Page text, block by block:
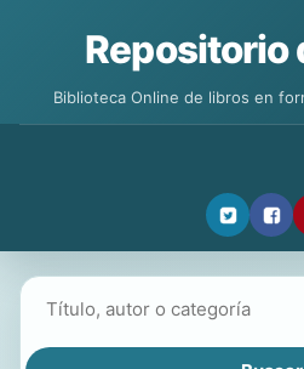
Repositorio
Biblioteca Online de libros en